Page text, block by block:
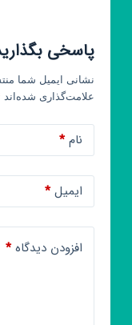
پاسخی
نشانی ایمیل شما
علامت‌گذاری شده‌اند
نام*
ایمیل*
افزودن دیدگاه*